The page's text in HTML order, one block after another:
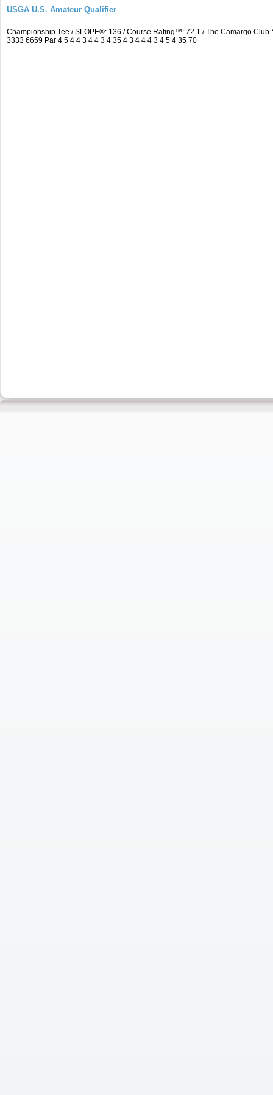
USGA U.S. Amateur Qualifier
Championship Tee / SLOPE®: 136 / Course Rating™: 72.1 / The Camargo
3333 6659 Par 4 5 4 4 3 4 4 3 4 35 4 3 4 4 4 3 4 5 4 35 70